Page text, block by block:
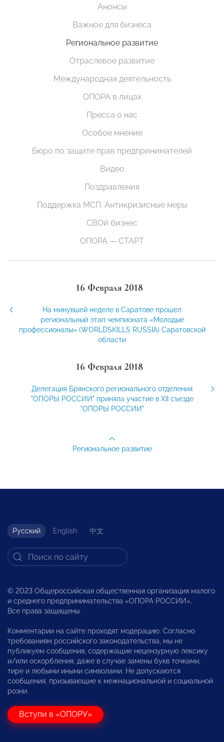
Анонсы
Важное для бизнеса
Региональное развитие
Отраслевое развитие
Международная деятельность
ОПОРА в лицах
Пресса о нас
Особое мнение
Бюро по защите прав предпринимателей
Видео
Поздравления
Поддержка МСП. Антикризисные меры
СВОй бизнес
ОПОРА — СТАРТ
16 Февраля 2018
На минувшей неделе в Саратове прошел
региональный этап чемпионата «Молодые
профессионалы» (WORLDSKILLS RUSSIA) Саратовской
области
16 Февраля 2018
Делегация Брянского регионального отделения
"ОПОРЫ РОССИИ" приняла участие в XII съезде
"ОПОРЫ РОССИИ"
Региональное развитие
Русский English 中文
© 2023 Общероссийская общественная организация малого
и среднего предпринимательства «ОПОРА РОССИИ».
Все права защищены.
Комментарии на сайте проходят модерацию. Согласно
требованиям российского законодательства, мы не
публикуем сообщения, содержащие нецензурную лексику
и/или оскорбления, даже в случае замены букв точками,
тире и любыми иными символами. Не допускаются
сообщения, призывающие к межнациональной и социальной
розни.
Вступи в «ОПОРУ»